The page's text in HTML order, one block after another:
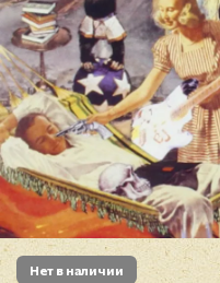
Нет в наличии